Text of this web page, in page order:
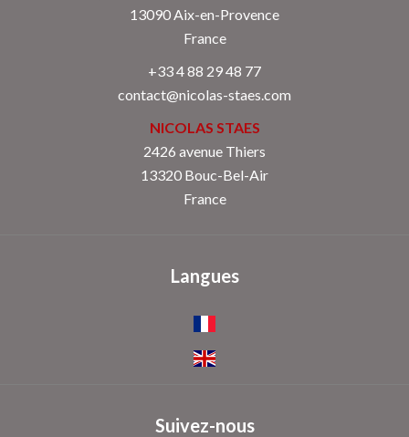
13090Aix-en-Provence
France
+33 4 88 29 48 77
contact@nicolas-staes.com
NICOLAS STAES
2426 avenue Thiers
13320 Bouc-Bel-Air
France
Langues
Suivez-nous